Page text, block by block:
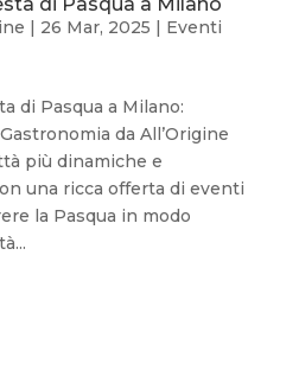
| 26 Mar, 2025 | Eventi
di Pasqua a Milano:
da All’Origine
più dinamiche e
una ricca offerta di eventi
la Pasqua in modo